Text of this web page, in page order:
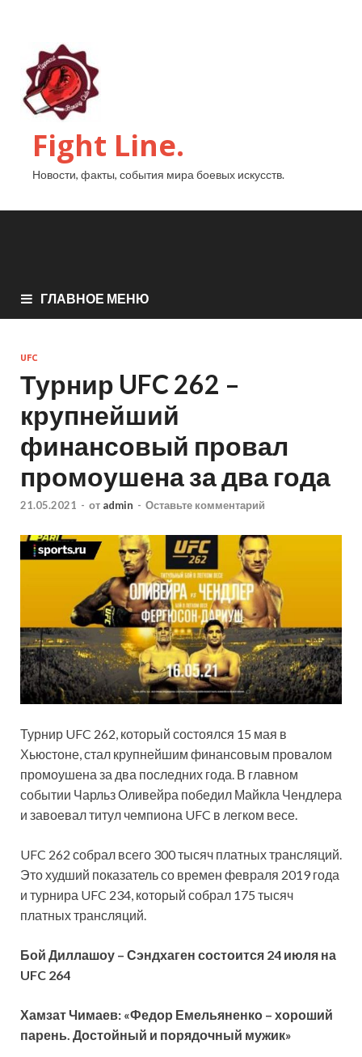
Fight Line.
Новости, факты, события мира боевых искусств.
ГЛАВНОЕ МЕНЮ
UFC
Турнир UFC 262 –
крупнейший
финансовый провал
промоушена за два года
21.05.2021 - от admin - Оставьте комментарий
Турнир UFC 262, который состоялся 15 мая в
Хьюстоне, стал крупнейшим финансовым провалом
промоушена за два последних года. В главном
событии Чарльз Оливейра победил Майкла Чендлера
и завоевал титул чемпиона UFC в легком весе.
UFC 262 собрал всего 300 тысяч платных трансляций.
Этохудший показатель со времен февраля 2019 года
и турнира UFC 234, который собрал 175 тысяч
платных трансляций.
Бой Диллашоу – Сэндхаген состоится 24 июля на
UFC 264
Хамзат Чимаев: «Федор Емельяненко – хороший
парень. Достойный и порядочный мужик»